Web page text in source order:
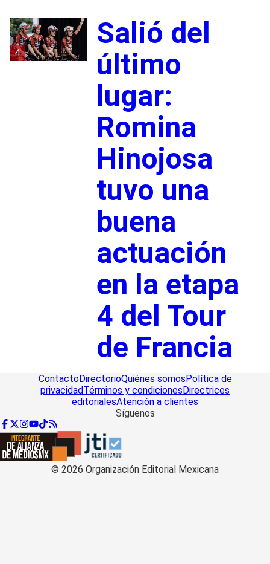
4
Salió del
último
lugar:
Romina
Hinojosa
tuvo una
buena
actuación
en la etapa
4 del Tour
de Francia
ContactoDirectorioQuiénes somosPolítica de
privacidadTérminos y condicionesDirectrices
editorialesAtención a clientes
Síguenos
© 2026 Organización Editorial Mexicana